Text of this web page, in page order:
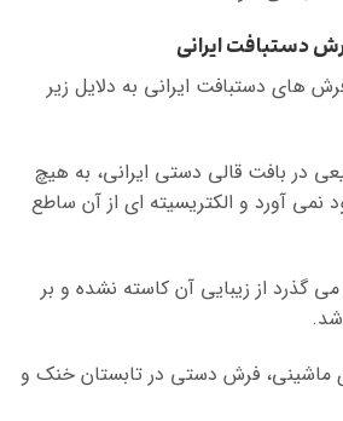
دستبافت ایرانی
های دستبافت ایرانی به دلایل زیر
در بافت قالی دستی ایرانی، به هیچ
آورد و الکتریسیته ای از آن ساطع
گذرد از زیبایی آن کاسته نشده و بر
شد.
فرش دستی در تابستان خنک و